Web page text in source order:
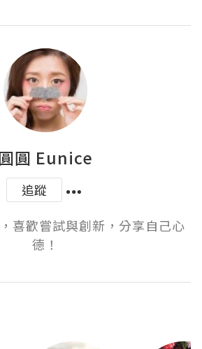
圓 Eunice
追蹤
喜歡嘗試與創新，分享自己心
德！